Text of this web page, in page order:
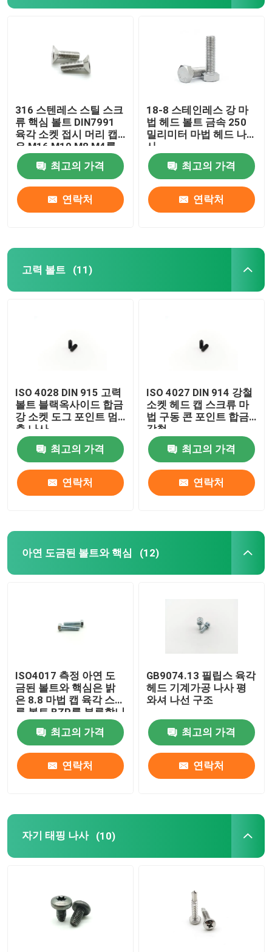
제품
우리에 대하여
품질 관리
연락주세요
인용문을 요구하세요
스텐레스 스틸 스크류 핵심 볼트
고력 볼트
아연 도금된 볼트와 핵심
자기 태핑 나사
316 스텐레스 스틸 스크
류 핵심 볼트 DIN7991
육각 소켓 접시 머리 캡
은 M16 M10 M8 M4를
비틉니다
최고의 가격
연락처
18-8 스테인레스 강 마
법 헤드 볼트 금속 250
밀리미터 마법 헤드 나
사
최고의 가격
연락처
고력 볼트 (11)
ISO 4028 DIN 915 고력
볼트 블랙옥사이드 합금
강 소켓 도그 포인트 멈
춤 나사
최고의 가격
연락처
ISO 4027 DIN 914 강철
소켓 헤드 캡 스크류 마
법 구동 콘 포인트 합금
강철
최고의 가격
연락처
아연 도금된 볼트와 핵심 (12)
ISO4017 측정 아연 도
금된 볼트와 핵심은 밝
은 8.8 마법 캡 육각 스크
류 볼트 BZP를 분류합니
다
최고의 가격
연락처
GB9074.13 필립스 육각
헤드 기계가공 나사 평
와셔 나선 구조
최고의 가격
연락처
자기 태핑 나사 (10)